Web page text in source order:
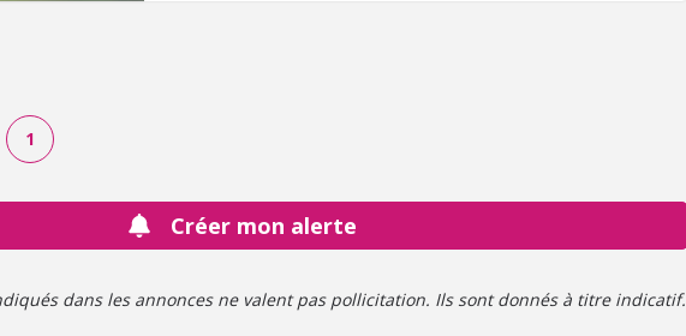
1
Créer mon alerte
dans les annonces ne valent pas pollicitation. Ils sont donnés à titre indicatif.